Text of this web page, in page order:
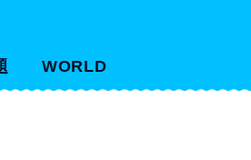
WORLD